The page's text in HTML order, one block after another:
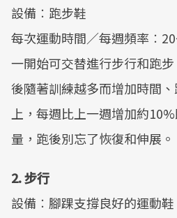
設備︰跑步鞋
每次運動時間／每週頻率
一開始可交替進行步行和跑
後隨著訓練越多而增加時間
上，每週比上一週增加約
量，跑後別忘了恢復和伸展。
2. 步行
設備︰腳踝支撐良好的運動鞋